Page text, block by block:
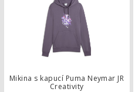
Mikina s kapucí Puma Neymar JR
Creativity